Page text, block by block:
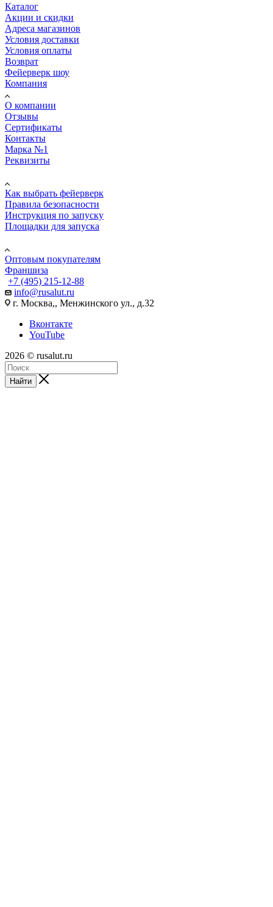
Каталог
Акции и скидки
Адреса магазинов
Условия доставки
Условия оплаты
Возврат
Фейерверк шоу
Компания
О компании
Отзывы
Сертификаты
Контакты
Марка №1
Реквизиты
Как выбрать фейерверк
Правила безопасности
Инструкция по запуску
Площадки для запуска
Оптовым покупателям
Франшиза
+7 (495) 215-12-88
info@rusalut.ru
г. Москва,, Менжинского ул., д.32
Вконтакте
YouTube
2026 © rusalut.ru
Найти